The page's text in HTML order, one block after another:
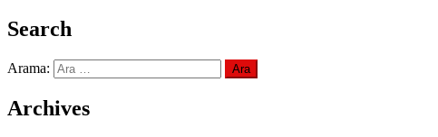
Search
Arama:
Archives